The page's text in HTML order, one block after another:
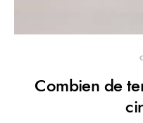
Combien de